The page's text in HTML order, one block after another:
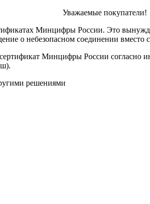
Уважаемые покупатели!
Минцифры России. Это
о небезопасном соединении вместо
Минцифры России согласно
решениями